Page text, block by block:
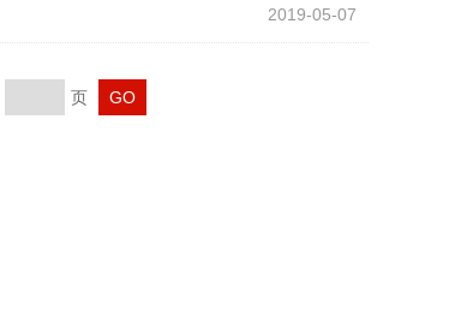
2019-05-07
页